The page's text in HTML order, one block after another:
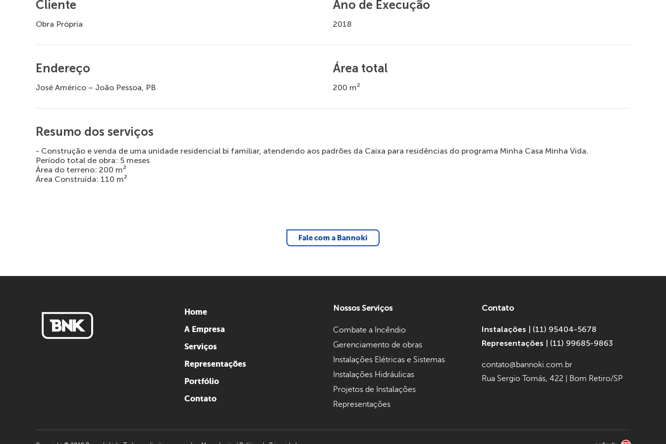
Cliente
Obra Própria
Ano de Execução
2018
Endereço
José Américo – João Pessoa, PB
Área total
200 m²
Resumo dos serviços
- Construção e venda de uma unidade residencial bi familiar, atendendo aos padrões da Caixa para residências do programa Minha Casa Minha Vida.
Período total de obra: 5 meses
Área do terreno: 200 m²
Área Construída: 110 m²
Fale com a Bannoki
Home
A Empresa
Serviços
Representações
Portfólio
Contato
Nossos Serviços
Combate a Incêndio
Gerenciamento de obras
Instalações Elétricas e Sistemas
Instalações Hidráulicas
Projetos de Instalações
Representações
Contato
Instalações | (11) 95404-5678
Representações | (11) 99685-9863
contato@bannoki.com.br
Rua Sergio Tomás, 422
Bom Retiro/SP